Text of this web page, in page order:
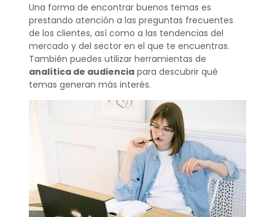
Una forma de encontrar buenos temas es
prestando atención a las preguntas frecuentes
de los clientes, así como a las tendencias del
mercado y del sector en el que te encuentras.
También puedes utilizar herramientas de
analítica de audienciapara descubrir qué
temas generan más interés.